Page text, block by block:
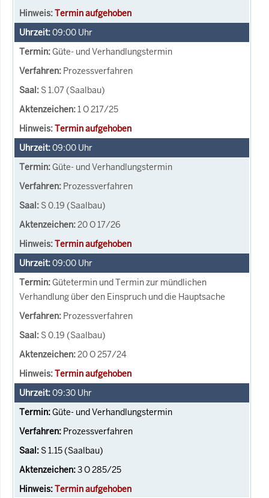
Termin aufgehoben
09:00 Uhr
Güte- und Verhandlungstermin
Prozessverfahren
S 1.07 (Saalbau)
1 O 217/25
Termin aufgehoben
09:00 Uhr
Güte- und Verhandlungstermin
Prozessverfahren
S 0.19 (Saalbau)
20 O 17/26
Termin aufgehoben
09:00 Uhr
Gütetermin und Termin zur mündlichen
Verhandlung über den Einspruch und die Hauptsache
Prozessverfahren
S 0.19 (Saalbau)
20 O 257/24
Termin aufgehoben
09:30 Uhr
Güte- und Verhandlungstermin
Prozessverfahren
S 1.15 (Saalbau)
3 O 285/25
Termin aufgehoben